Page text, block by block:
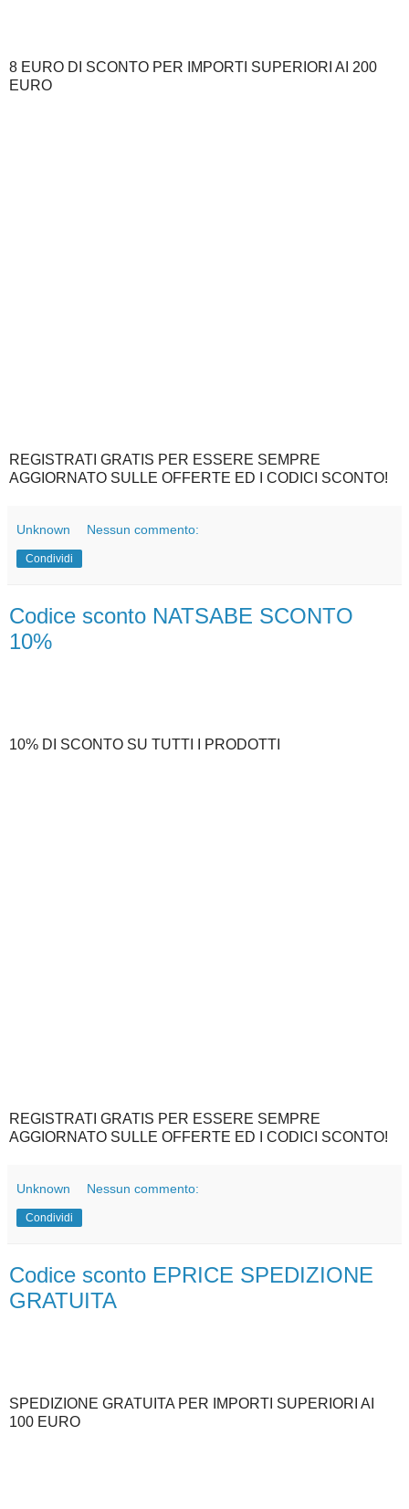
8 EURO DI SCONTO PER IMPORTI SUPERIORI AI 200
EURO
REGISTRATI GRATIS PER ESSERE SEMPRE
AGGIORNATO SULLE OFFERTE ED I CODICI SCONTO!
Unknown Nessun commento:
Condividi
Codice sconto NATSABE SCONTO
10%
10% DI SCONTO SU TUTTI I PRODOTTI
REGISTRATI GRATIS PER ESSERE SEMPRE
AGGIORNATO SULLE OFFERTE ED I CODICI SCONTO!
Unknown Nessun commento:
Condividi
Codice sconto EPRICE SPEDIZIONE
GRATUITA
SPEDIZIONE GRATUITA PER IMPORTI SUPERIORI AI
100 EURO